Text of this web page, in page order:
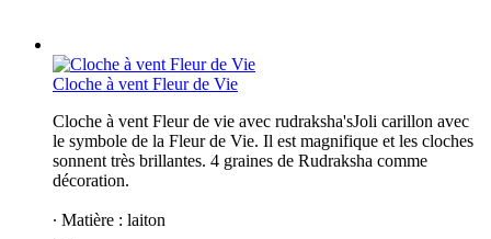
Cloche à vent Fleur de Vie
Cloche à vent Fleur de vie avec rudraksha'sJoli carillon avec
le symbole de la Fleur de Vie. Il est magnifique et les cloches
sonnent très brillantes. 4 graines de Rudraksha comme
décoration.
∙ Matière : laiton